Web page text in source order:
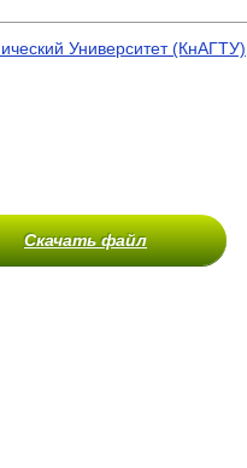
Университет (КнАГТУ)
Скачать файл